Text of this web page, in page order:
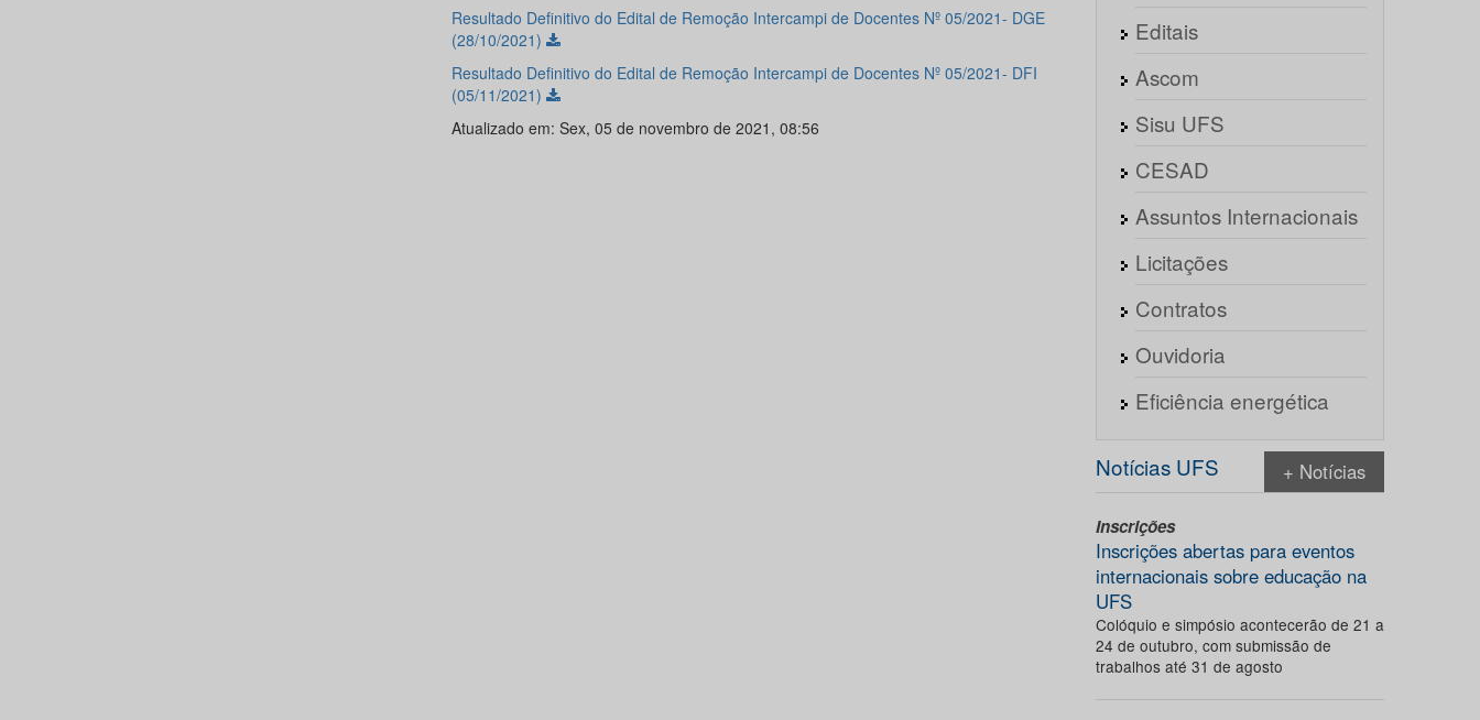
Resultado Definitivo do Edital de Remoção Intercampi de Docentes Nº 05/2021- DGE
(28/10/2021)
Resultado Definitivo do Edital de Remoção Intercampi de Docentes Nº 05/2021- DFI
(05/11/2021)
Atualizado em: Sex, 05 de novembro de 2021, 08:56
Editais
Ascom
Sisu UFS
CESAD
Assuntos Internacionais
Licitações
Contratos
Ouvidoria
Eficiência energética
Notícias UFS + Notícias
Inscrições
Inscrições abertas para eventos
internacionais sobre educação na
UFS
Colóquio e simpósio acontecerão de 21 a
24 de outubro, com submissão de
trabalhos até 31 de agosto